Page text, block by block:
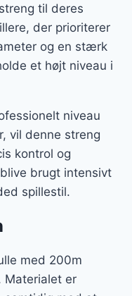
til deres
der prioriterer
og en stærk
et højt niveau i
niveau
vil denne streng
kontrol og
brugt intensivt
spillestil.
med 200m
Materialet er